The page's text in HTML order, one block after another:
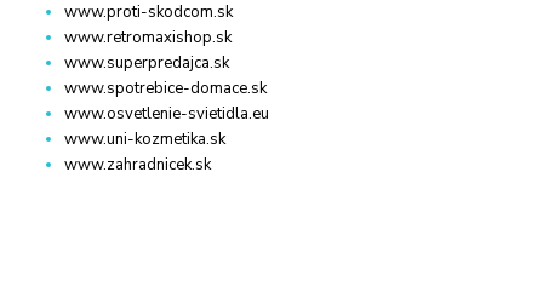
www.proti-skodcom.sk
www.retromaxishop.sk
www.superpredajca.sk
www.spotrebice-domace.sk
www.osvetlenie-svietidla.eu
www.uni-kozmetika.sk
www.zahradnicek.sk